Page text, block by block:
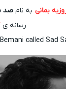
بمانی به نامصد
رسانه ی
called Sad